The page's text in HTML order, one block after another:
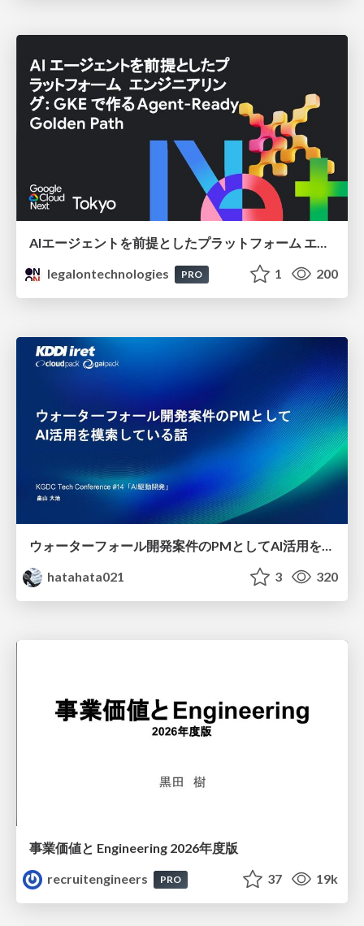
AIエージェントを前提としたプラットフォーム エンジニアリング：GKEで作るAgent-Ready Golden Path
legalontechnologies
PRO 1 200
hatahata021
3 320
事業価値と Engineering 2026年度版
recruitengineers
PRO 37 19k